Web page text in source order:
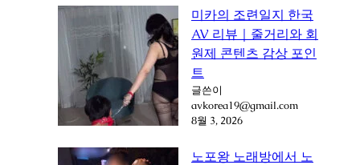
미카의 조련일지 한국
AV 리뷰｜줄거리와 회
원제 콘텐츠 감상 포인
트
글쓴이
avkorea19@gmail.com
8월 3, 2026
노포왕 노래방에서 노